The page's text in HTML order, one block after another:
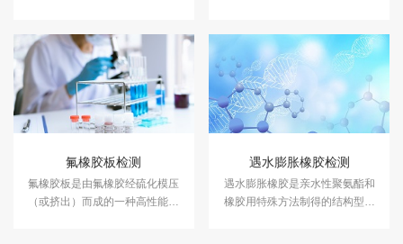
测及其他各类运动场地检测。
测、塑料成分分析等领域的检
测，并出具具有CMA资质的塑料
检测报告。
氟橡胶板检测
氟橡胶板是由氟橡胶经硫化模压
（或挤出）而成的一种高性能橡
遇水膨胀橡胶检测
遇水膨胀橡胶是亲水性聚氨酯和
橡胶用特殊方法制得的结构型遇